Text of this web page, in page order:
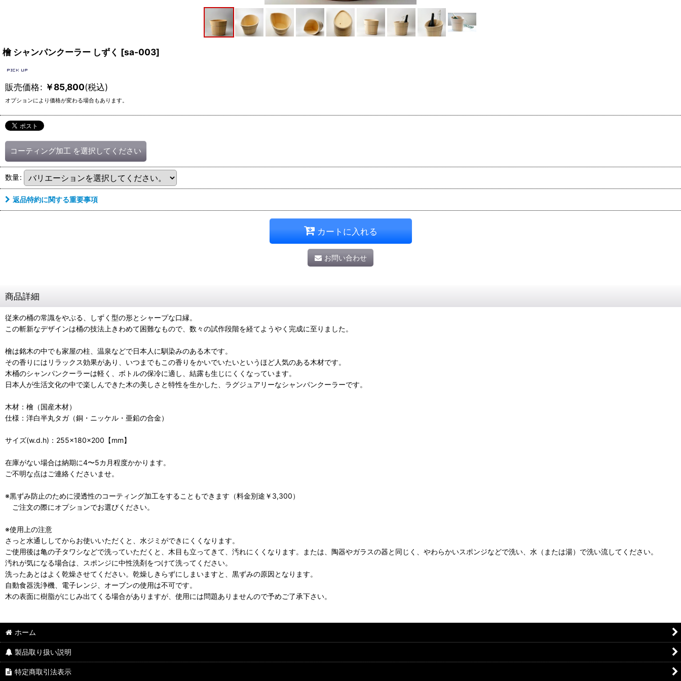
檜 シャンパンクーラー しずく [sa-003]
販売価格: ￥85,800(税込)
オプションにより価格が変わる場合もあります。
コーティング加工 を選択してください
数量:
返品特約に関する重要事項
カートに入れる
お問い合わせ
商品詳細
従来の桶の常識をやぶる、しずく型の形とシャープな口縁。
この斬新なデザインは桶の技法上きわめて困難なもので、数々の試作段階を経てようやく完成に至りました。
檜は銘木の中でも家屋の柱、温泉などで日本人に馴染みのある木です。
その香りにはリラックス効果があり、いつまでもこの香りをかいでいたいというほど人気のある木材です。
木桶のシャンパンクーラーは軽く、ボトルの保冷に適し、結露も生じにくくなっています。
日本人が生活文化の中で楽しんできた木の美しさと特性を生かした、ラグジュアリーなシャンパンクーラーです。
木材：檜（国産木材）
仕様：洋白半丸タガ（銅・ニッケル・亜鉛の合金）
サイズ(w.d.h)：255×180×200【mm】
在庫がない場合は納期に4〜5カ月程度かかります。
ご不明な点はご連絡くださいませ。
※黒ずみ防止のために浸透性のコーティング加工をすることもできます（料金別途￥3,300）
ご注文の際にオプションでお選びください。
※使用上の注意
さっと水通ししてからお使いいただくと、水ジミができにくくなります。
ご使用後は亀の子タワシなどで洗っていただくと、木目も立ってきて、汚れにくくなります。または、陶器やガラスの器と同じく、やわらかいスポンジなどで洗い、水（または湯）で洗い流してください。
汚れが気になる場合は、スポンジに中性洗剤をつけて洗ってください。
洗ったあとはよく乾燥させてください。乾燥しきらずにしまいますと、黒ずみの原因となります。
自動食器洗浄機、電子レンジ、オーブンの使用は不可です。
木の表面に樹脂がにじみ出てくる場合がありますが、使用には問題ありませんので予めご了承下さい。
ホーム
製品取り扱い説明
特定商取引法表示